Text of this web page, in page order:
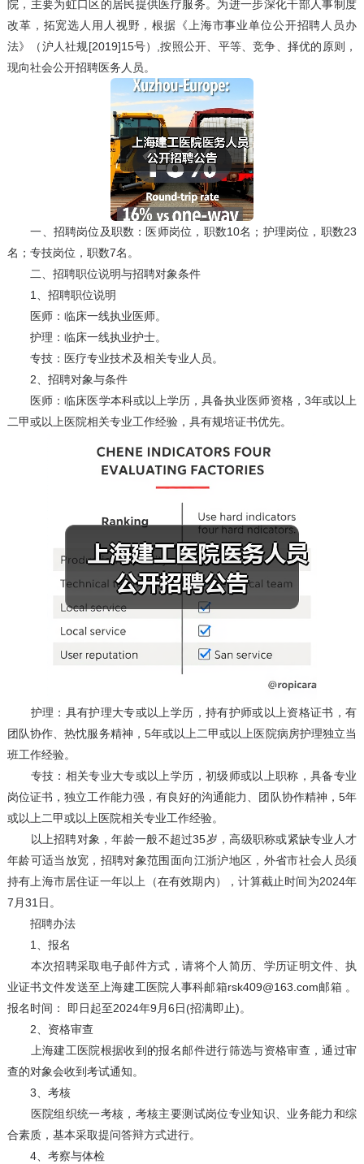
院，主要为虹口区的居民提供医疗服务。为进一步深化干部人事制度
改革，拓宽选人用人视野，根据《上海市事业单位公开招聘人员办
法》（沪人社规[2019]15号）,按照公开、平等、竞争、择优的原则，
现向社会公开招聘医务人员。
一、招聘岗位及职数：医师岗位，职数10名；护理岗位，职数23
名；专技岗位，职数7名。
二、招聘职位说明与招聘对象条件
1、招聘职位说明
医师：临床一线执业医师。
护理：临床一线执业护士。
专技：医疗专业技术及相关专业人员。
2、招聘对象与条件
医师：临床医学本科或以上学历，具备执业医师资格，3年或以上
二甲或以上医院相关专业工作经验，具有规培证书优先。
护理：具有护理大专或以上学历，持有护师或以上资格证书，有
团队协作、热忱服务精神，5年或以上二甲或以上医院病房护理独立当
班工作经验。
专技：相关专业大专或以上学历，初级师或以上职称，具备专业
岗位证书，独立工作能力强，有良好的沟通能力、团队协作精神，5年
或以上二甲或以上医院相关专业工作经验。
以上招聘对象，年龄一般不超过35岁，高级职称或紧缺专业人才
年龄可适当放宽，招聘对象范围面向江浙沪地区，外省市社会人员须
持有上海市居住证一年以上（在有效期内），计算截止时间为2024年
7月31日。
招聘办法
1、报名
本次招聘采取电子邮件方式，请将个人简历、学历证明文件、执
业证书文件发送至上海建工医院人事科邮箱rsk409@163.com邮箱 。
报名时间： 即日起至2024年9月6日(招满即止)。
2、资格审查
上海建工医院根据收到的报名邮件进行筛选与资格审查，通过审
查的对象会收到考试通知。
3、考核
医院组织统一考核，考核主要测试岗位专业知识、业务能力和综
合素质，基本采取提问答辩方式进行。
4、考察与体检